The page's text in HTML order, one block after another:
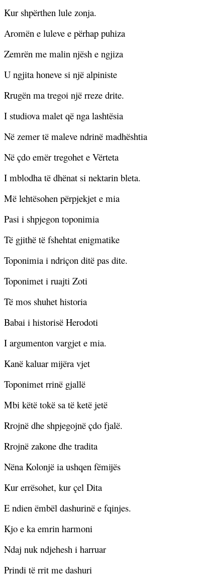
Kur shpërthen lule zonja.
Aromën e luleve e përhap puhiza
Zemrën me malin njësh e ngjiza
U ngjita honeve si një alpiniste
Rrugën ma tregoi një rreze drite.
I studiova malet që nga lashtësia
Në zemer të maleve ndrinë madhështia
Në çdo emër tregohet e Vërteta
I mblodha të dhënat si nektarin bleta.
Më lehtësohen përpjekjet e mia
Pasi i shpjegon toponimia
Të gjithë të fshehtat enigmatike
Toponimia i ndriçon ditë pas dite.
Toponimet i ruajti Zoti
Të mos shuhet historia
Babai i historisë Herodoti
I argumenton vargjet e mia.
Kanë kaluar mijëra vjet
Toponimet rrinë gjallë
Mbi këtë tokë sa të ketë jetë
Rrojnë dhe shpjegojnë çdo fjalë.
Rrojnë zakone dhe tradita
Nëna Kolonjë ia ushqen fëmijës
Kur errësohet, kur çel Dita
E ndien ëmbël dashurinë e fqinjes.
Kjo e ka emrin harmoni
Ndaj nuk ndjehesh i harruar
Prindi të rrit me dashuri